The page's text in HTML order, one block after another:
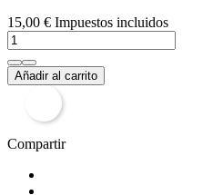
15,00 € Impuestos incluidos
Añadir al carrito
Compartir